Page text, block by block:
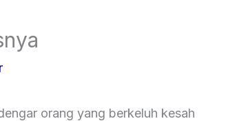
orang yang berkeluh kesah